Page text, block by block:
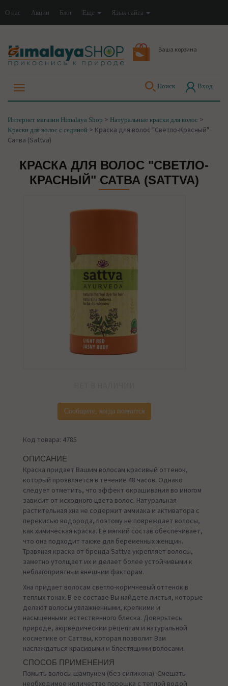
О нас Акции Блог Еще Язык сайта
Ваша корзина
Поиск Вход
Интернет магазин Himalaya Shop > Натуральные краски для волос >
Краски для волос с сединой > Краска для волос "Светло-Красный"
Сатва (Sattva)
КРАСКА ДЛЯ ВОЛОС "СВЕТЛО-
КРАСНЫЙ" САТВА (SATTVA)
Сообщите, когда появится
Код товара: 4785
ОПИСАНИЕ
Краска придает Вашим волосам красивый оттенок,
который проявляется в течение 48 часов. Однако
следует отметить, что эффект окрашивания во многом
зависит от исходного цвета волос. Натуральная
растительная хна не содержит аммиака и активатора с
перекисью водорода, поэтому не повреждает волосы,
как химическая краска. Ее мягкий состав обеспечивает,
что она подходит также для беременных женщин.
Травяная краска от бренда Sattva укрепляет волосы,
заметно утолщает их и делает более устойчивыми к
неблагоприятным внешним факторам.
Хна придает волосам светло-коричневый оттенок в
теплых тонах. В ее составе Вы найдете листья, которые
делают волосы увлажненными, крепкими и
насыщенными естественного блеска. Доверьтесь
природе, аюрведическим рецептам и натуральной
косметике от Саттвы, которая позволит Вам
наслаждаться красивыми и блестящими волосами.
СПОСОБ ПРИМЕНЕНИЯ
Помыть волосы шампунем (без силикона). Смешать
необходимое количество порошка с теплой водой